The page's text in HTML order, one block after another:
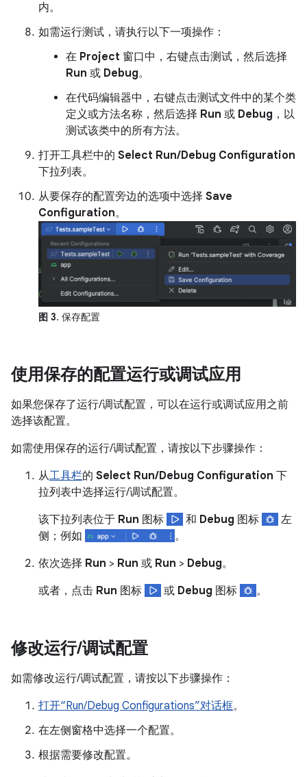
内。
如需运行测试，请执行以下一项操作：
在 Project 窗口中，右键点击测试，然后选择
Run 或 Debug。
在代码编辑器中，右键点击测试文件中的某个类
定义或方法名称，然后选择 Run 或 Debug ，以
测试该类中的所有方法。
打开工具栏中的 Select Run/Debug Configuration
下拉列表。
从要保存的配置旁边的选项中选择 Save
Configuration。
图 3. 保存配置
使用保存的配置运行或调试应用
如果您保存了运行/调试配置，可以在运行或调试应用之前
选择该配置。
如需使用保存的运行/调试配置，请按以下步骤操作：
从工具栏的 Select Run/Debug Configuration 下
拉列表中选择运行/调试配置。
该下拉列表位于 Run 图标 和 Debug 图标
左
侧；例如
。
依次选择 Run > Run 或 Run > Debug。
或者，点击 Run 图标 或 Debug 图标 。
修改运行/调试配置
如需修改运行/调试配置，请按以下步骤操作：
打开“Run/Debug Configurations”对话框。
在左侧窗格中选择一个配置。
根据需要修改配置。